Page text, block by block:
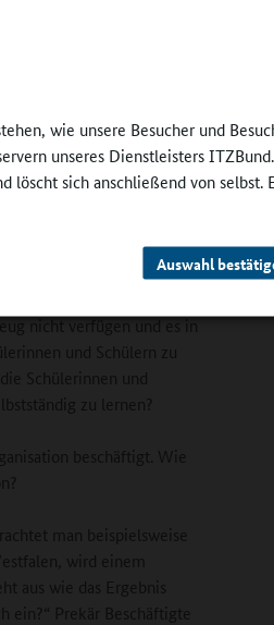
wie unsere Besucher und
unseres Dienstleisters
sich anschließend von selbst.
Auswahl
Diskriminierung“
als Gegenkonzept zur
Kompetenzen auf
sollten sich auch
nicht verfügen und es in
und Schülern zu
Schülerinnen und
zu lernen?
beschäftigt. Wie
man beispielsweise
wird einem
aus wie das Ergebnis
ein?“ Prekär Beschäftigte